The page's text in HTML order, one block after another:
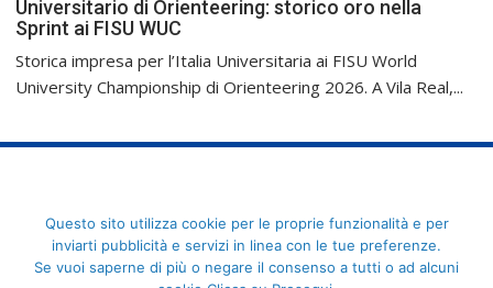
Universitario di Orienteering: storico oro nella
Sprint ai FISU WUC
Storica impresa per l’Italia Universitaria ai FISU World
University Championship di Orienteering 2026. A Vila Real,...
FederCUSI: Federazione Italiana dello Sport Universitario - Via
Angelo Brofferio, 7 - 00195 Roma - C.F. 80109270589
Questo sito utilizza cookie per le proprie funzionalità e per
inviarti pubblicità e servizi in linea con le tue preferenze.
Se vuoi saperne di più o negare il consenso a tutti o ad alcuni